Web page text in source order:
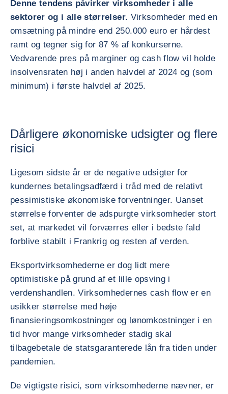
Denne tendens påvirker virksomheder i alle
sektorer og i alle størrelser. Virksomheder med en
omsætning på mindre end 250.000 euro er hårdest
ramt og tegner sig for 87 % af konkurserne.
Vedvarende pres på marginer og cash flow vil holde
insolvensraten høj i anden halvdel af 2024 og (som
minimum) i første halvdel af 2025.
Dårligere økonomiske udsigter og flere
risici
Ligesom sidste år er de negative udsigter for
kundernes betalingsadfærd i tråd med de relativt
pessimistiske økonomiske forventninger. Uanset
størrelse forventer de adspurgte virksomheder stort
set, at markedet vil forværres eller i bedste fald
forblive stabilt i Frankrig og resten af verden.
Eksportvirksomhederne er dog lidt mere
optimistiske på grund af et lille opsving i
verdenshandlen. Virksomhedernes cash flow er en
usikker størrelse med høje
finansieringsomkostninger og lønomkostninger i en
tid hvor mange virksomheder stadig skal
tilbagebetale de statsgaranterede lån fra tiden under
pandemien.
De vigtigste risici, som virksomhederne nævner, er